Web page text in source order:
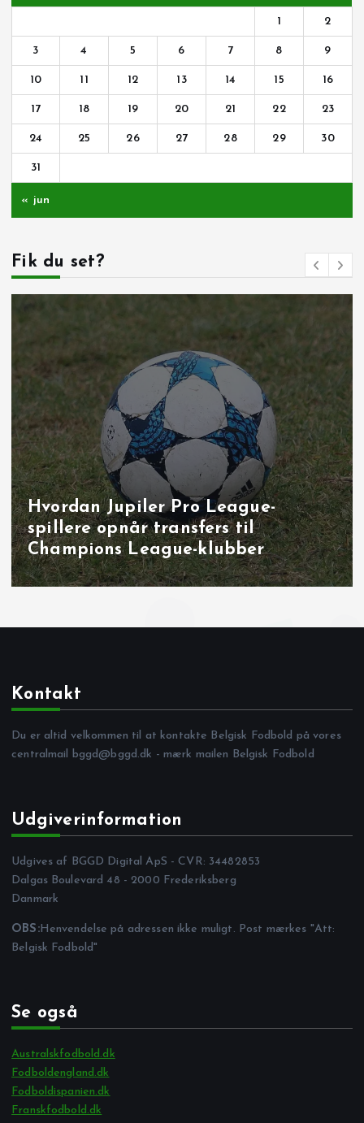
1 2
3 4 5 6 7 8 9
10 11 12 13 14 15 16
17 18 19 20 21 22 23
24 25 26 27 28 29 30
31
« jun
Fik du set?
Målbrag i runde 40: overbevisende
udladninger i Brugge, Sint‑Truiden
og på Joseph Marien
Kontakt
Du er altid velkommen til at kontakte Belgisk Fodbold på vores
centralmail bggd@bggd.dk - mærk mailen Belgisk Fodbold
Udgiverinformation
Udgives af BGGD Digital ApS - CVR: 34482853
Dalgas Boulevard 48 - 2000 Frederiksberg
Danmark
OBS:Henvendelse på adressen ikke muligt. Post mærkes "Att:
Belgisk Fodbold"
Se også
Australskfodbold.dk
Fodboldengland.dk
Fodboldispanien.dk
Franskfodbold.dk